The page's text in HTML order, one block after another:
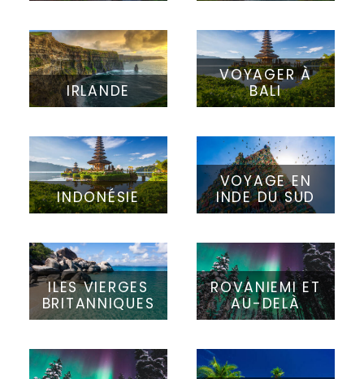
IRLANDE
VOYAGER À
BALI
INDONÉSIE
VOYAGE EN
INDE DU SUD
ILES VIERGES
BRITANNIQUES
ROVANIEMI ET
AU-DELÀ